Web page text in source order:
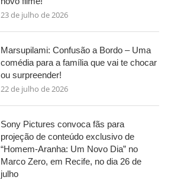
23 de julho de 2026
Marsupilami: Confusão a Bordo – Uma
comédia para a família que vai te chocar
ou surpreender!
22 de julho de 2026
Sony Pictures convoca fãs para
projeção de conteúdo exclusivo de
“Homem-Aranha: Um Novo Dia” no
Marco Zero, em Recife, no dia 26 de
julho